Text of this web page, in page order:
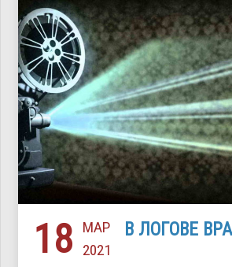
18
МАР
2021
В ЛОГОВЕ